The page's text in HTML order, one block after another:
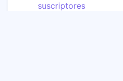
suscriptores